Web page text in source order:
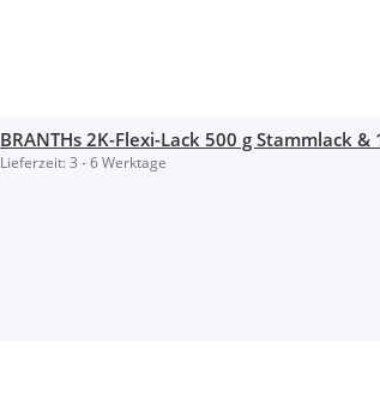
BRANTHs 2K-Flexi-Lack 500 g Stammlack
Lieferzeit:3 - 6 Werktage